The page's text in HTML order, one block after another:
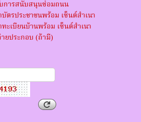
การสนับสนุนซ่อมถนน
บัตรประชาชนพร้อม เซ็นต์สำเนา
ทะเบียนบ้านพร้อม เซ็นต์สำเนา
ยประกอบ (ถ้ามี)